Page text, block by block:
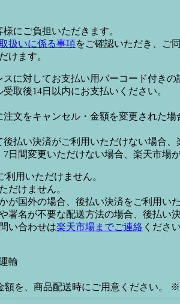
にご負担いただきます。
扱いに係る事項をご確認いただき、ご
けます。
に対してお支払い用バーコード付き
取後14日以内にお支払いください。
文をキャンセル・金額を変更された
払い決済がご利用いただけない場合
日間変更いただけない場合、楽天市場
用いただけません。
だけません。
国外の場合、後払い決済をご利用いた
名が不要な配送方法の場合、後払い
い合わせは楽天市場までご連絡 ください
輸
額を、商品配送時にご用意ください